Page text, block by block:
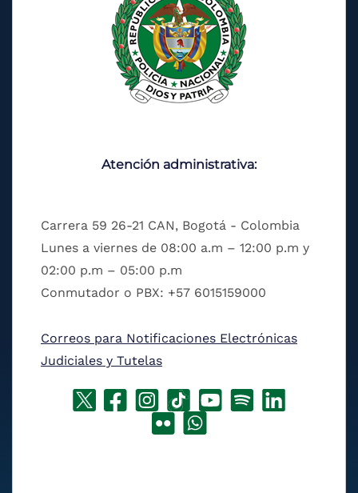
Atención administrativa:
Carrera 59 26-21 CAN, Bogotá - Colombia
Lunes a viernes de 08:00 a.m – 12:00 p.m y
02:00 p.m – 05:00 p.m
Conmutador o PBX: +57 6015159000
Correos para Notificaciones Electrónicas
Judiciales y Tutelas